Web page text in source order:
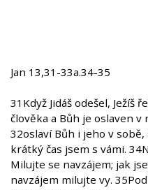
Jan 13,31-33a.34-35
31Když Jidáš odešel, Ježíš
člověka a Bůh je oslaven v
32oslaví Bůh i jeho v
krátký čas jsem s vámi.
Milujte se navzájem; jak
navzájem milujte vy.